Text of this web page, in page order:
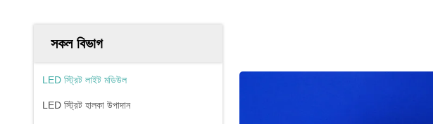
সকল বিভাগ
LED স্ট্রিট লাইট মডিউল
LED স্ট্রিট হালকা উপাদান